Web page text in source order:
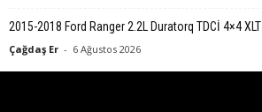
2015-2018 Ford Ranger 2.2L Duratorq TDCİ 4×4 XLT
Çağdaş Er - 6 Ağustos 2026